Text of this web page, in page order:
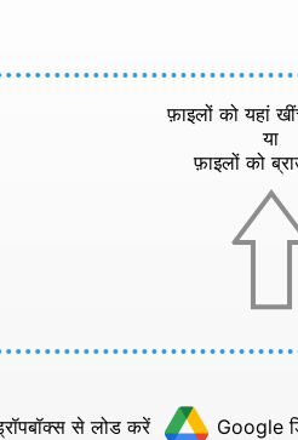
फ़ाइलों को यहां
या
फ़ाइलों को
से लोड करें Google